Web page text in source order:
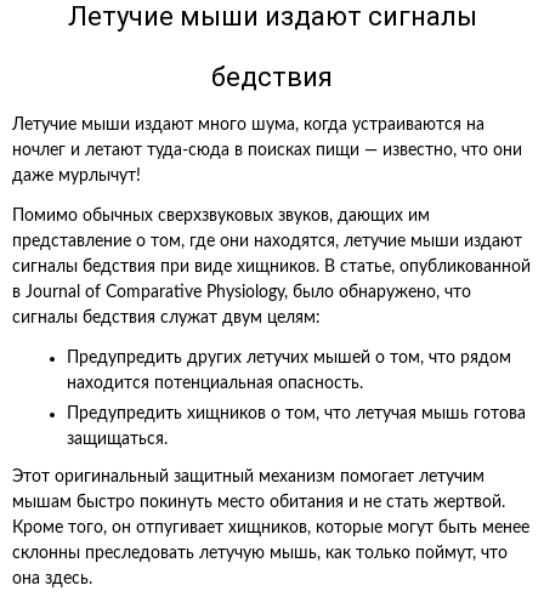
Летучие мыши издают сигналы
бедствия
Летучие мыши издают много шума, когда устраиваются на
ночлег и летают туда-сюда в поисках пищи — известно, что они
даже мурлычут!
Помимо обычных сверхзвуковых звуков, дающих им
представление о том, где они находятся, летучие мыши издают
сигналы бедствия при виде хищников. В статье, опубликованной
в Journal of Comparative Physiology, было обнаружено, что
сигналы бедствия служат двум целям:
Предупредить других летучих мышей о том, что рядом
находится потенциальная опасность.
Предупредить хищников о том, что летучая мышь готова
защищаться.
Этот оригинальный защитный механизм помогает летучим
мышам быстро покинуть место обитания и не стать жертвой.
Кроме того, он отпугивает хищников, которые могут быть менее
склонны преследовать летучую мышь, как только поймут, что
она здесь.